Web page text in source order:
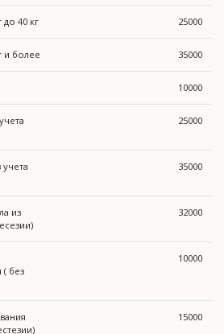
до 40 кг 25000
и более 35000
10000
25000
35000
из
32000
( без
10000
15000